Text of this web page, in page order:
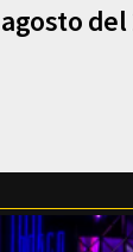
del